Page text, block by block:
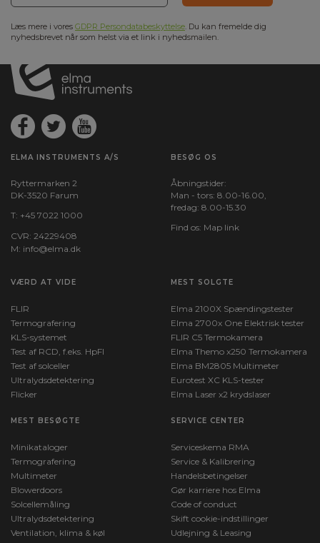
Læs mere i vores GDPR Persondatabeskyttelse. Du kan fremelde dig
nyhedsbrevet når som helst via et link i nyhedsmailen.
ELMA INSTRUMENTS A/S
Ryttermarken 2
DK-3520 Farum
T: +45 7022 1000
CVR: 24229408
M: info@elma.dk
BESØG OS
Åbningstider:
Man - tors: 8.00-16.00,
fredag: 8.00-15.30
Find os: Map link
VÆRD AT VIDE
FLIR
Termografering
KLS-systemet
Test af RCD, f.eks. HpFI
Test af solceller
Ultralydsdetektering
Flicker
MEST SOLGTE
Elma 2100X Spændingstester
Elma 2700x One Elektrisk tester
FLIR C5 Termokamera
Elma Themo x250 Termokamera
Elma BM2805 Multimeter
Eurotest XC KLS-tester
Elma Laser x2 krydslaser
MEST BESØGTE
Minikataloger
Termografering
Multimeter
Blowerdoors
Solcellemåling
Ultralydsdetektering
Ventilation, klima & køl
SERVICE CENTER
Serviceskema RMA
Service & Kalibrering
Handelsbetingelser
Gør karriere hos Elma
Code of conduct
Skift cookie-indstillinger
Udlejning & Leasing